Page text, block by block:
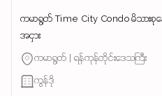
ကမာရွတ် Time City Condo မိသားစုန
အငှား
ကမာရွတ် | ရန်ကုန်တိုင်းဒေသကြီး
ကွန်ဒို